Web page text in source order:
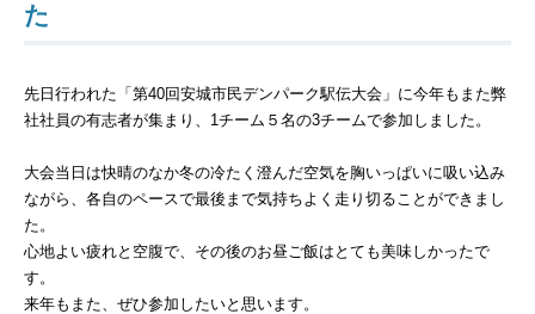
私たちが選ばれる理
セメント関連／地盤
HA）
た
先日行われた「第40回安城市民デンパーク駅伝大会」に今年もまた弊
社社員の有志者が集まり、1チーム５名の3チームで参加しました。
大会当日は快晴のなか冬の冷たく澄んだ空気を胸いっぱいに吸い込み
ながら、各自のペースで最後まで気持ちよく走り切ることができまし
た。
心地よい疲れと空腹で、その後のお昼ご飯はとても美味しかったで
す。
来年もまた、ぜひ参加したいと思います。